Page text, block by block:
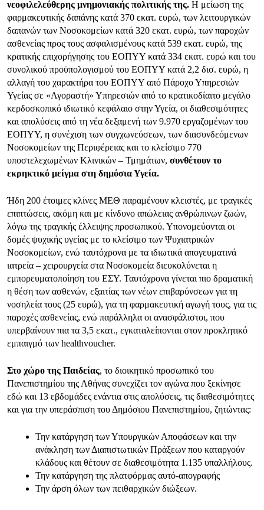
νεοφιλελεύθερης μνημονιακής πολιτικής της. Η μείωση της
φαρμακευτικής δαπάνης κατά 370 εκατ. ευρώ, των λειτουργικών
δαπανών των Νοσοκομείων κατά 320 εκατ. ευρώ, των παροχών
ασθενείας προς τους ασφαλισμένους κατά 539 εκατ. ευρώ, της
κρατικής επιχορήγησης του ΕΟΠΥΥ κατά 334 εκατ. ευρώ και του
συνολικού προϋπολογισμού του ΕΟΠΥΥ κατά 2,2 δισ. ευρώ, η
αλλαγή του χαρακτήρα του ΕΟΠΥΥ από Πάροχο Υπηρεσιών
Υγείας σε «Αγοραστή» Υπηρεσιών από το κρατικοδίαιτο μεγάλο
κερδοσκοπικό ιδιωτικό κεφάλαιο στην Υγεία, οι διαθεσιμότητες
και απολύσεις από τη νέα δεξαμενή των 9.970 εργαζομένων του
ΕΟΠΥΥ, η συνέχιση των συγχωνεύσεων, των διασυνδεόμενων
Νοσοκομείων της Περιφέρειας και το κλείσιμο 770
υποστελεχωμένων Κλινικών – Τμημάτων, συνθέτουν το
εκρηκτικό μείγμα στη δημόσια Υγεία.
Ήδη 200 έτοιμες κλίνες ΜΕΘ παραμένουν κλειστές, με τραγικές
επιπτώσεις, ακόμη και με κίνδυνο απώλειας ανθρώπινων ζωών,
λόγω της τραγικής έλλειψης προσωπικού. Υπονομεύονται οι
δομές ψυχικής υγείας με το κλείσιμο των Ψυχιατρικών
Νοσοκομείων, ενώ ταυτόχρονα με τα ιδιωτικά απογευματινά
ιατρεία – χειρουργεία στα Νοσοκομεία διευκολύνεται η
εμπορευματοποίηση του ΕΣΥ. Ταυτόχρονα γίνεται πιο δραματική
η θέση των ασθενών, εξαιτίας των νέων επιβαρύνσεων για τη
νοσηλεία τους (25 ευρώ), για τη φαρμακευτική αγωγή τους, για τις
παροχές ασθενείας, ενώ παράλληλα οι ανασφάλιστοι, που
υπερβαίνουν πια τα 3,5 εκατ., εγκαταλείπονται στον προκλητικό
εμπαιγμό των healthvoucher.
Στο χώρο της Παιδείας, το διοικητικό προσωπικό του
Πανεπιστημίου της Αθήνας συνεχίζει τον αγώνα που ξεκίνησε
εδώ και 13 εβδομάδες ενάντια στις απολύσεις, τις διαθεσιμότητες
και για την υπεράσπιση του Δημόσιου Πανεπιστημίου, ζητώντας:
Την κατάργηση των Υπουργικών Αποφάσεων και την
ανάκληση των Διαπιστωτικών Πράξεων που καταργούν
κλάδους και θέτουν σε διαθεσιμότητα 1.135 υπαλλήλους.
Την κατάργηση της πλατφόρμας αυτό-απογραφής
Την άρση όλων των πειθαρχικών διώξεων.